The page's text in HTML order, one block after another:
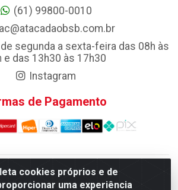
cookies próprios e de
uma experiência
(61) 99800-0010
segunda a sexta-feira das 08h às
e das 13h30 às 17h30
Instagram
de Pagamento
F. Pereira Queiroz Comercio e
- Quadra Qi 10 Lotes 39 e, 41 - Setor